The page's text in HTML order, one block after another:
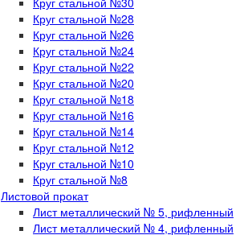
Круг стальной №28
Круг стальной №26
Круг стальной №24
Круг стальной №22
Круг стальной №20
Круг стальной №18
Круг стальной №16
Круг стальной №14
Круг стальной №12
Круг стальной №10
Круг стальной №8
Листовой прокат
Лист металлический № 5, рифленный
Лист металлический № 4, рифленный